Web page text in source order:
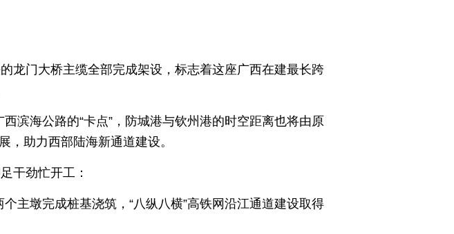
龙门大桥主缆全部完成架设，标志着这座广西在建最长跨
滨海公路的“卡点”，防城港与钦州港的时空距离也将由原
，助力西部陆海新通道建设。
干劲忙开工：
墩完成桩基浇筑，“八纵八横”高铁网沿江通道建设取得